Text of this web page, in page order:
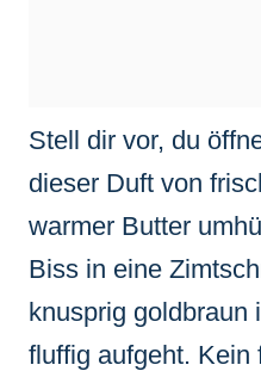
Stell dir vor, du
dieser Duft von
warmer Butter
Biss in eine
knusprig goldbraun
fluffig aufgeht. Kein